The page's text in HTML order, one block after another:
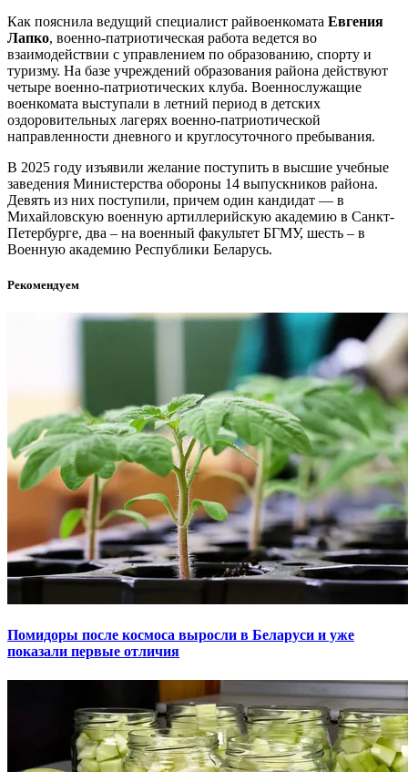
Как пояснила ведущий специалист райвоенкомата Евгения
Лапко, военно-патриотическая работа ведется во
взаимодействии с управлением по образованию, спорту и
туризму. На базе учреждений образования района действуют
четыре военно-патриотических клуба. Военнослужащие
военкомата выступали в летний период в детских
оздоровительных лагерях военно-патриотической
направленности дневного и круглосуточного пребывания.
В 2025 году изъявили желание поступить в высшие учебные
заведения Министерства обороны 14 выпускников района.
Девять из них поступили, причем один кандидат — в
Михайловскую военную артиллерийскую академию в Санкт-
Петербурге, два – на военный факультет БГМУ, шесть – в
Военную академию Республики Беларусь.
Рекомендуем
Помидоры после космоса выросли в Беларуси и уже
показали первые отличия